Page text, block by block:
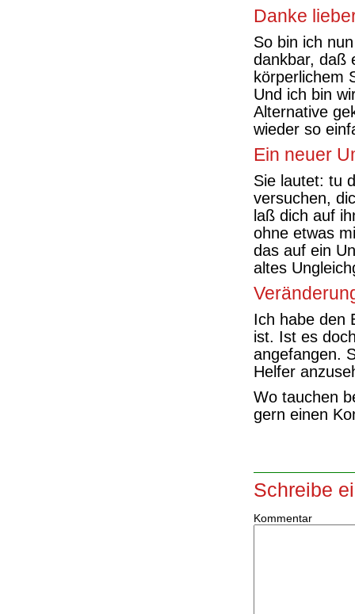
Danke
So bin ich
dankbar, daß
körperlichem
Und ich bin
Alternative
wieder so
Ein neuer
Sie lautet: tu
versuchen,
laß dich auf
ohne etwas
das auf ein
altes
Ich habe den
ist. Ist es
angefangen.
Helfer
Wo tauchen
gern einen
Schreibe
Kommentar